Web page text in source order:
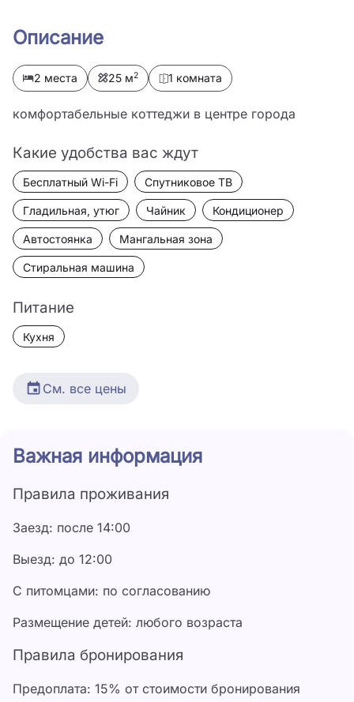
Описание
2 места 25 м2 1 комната
комфортабельные коттеджи в центре города
Какие удобства вас ждут
Бесплатный Wi-Fi Спутниковое ТВ
Гладильная, утюг Чайник Кондиционер
Автостоянка Мангальная зона
Стиральная машина
Питание
Кухня
См. все цены
25 июня - 30 июня
1 июля - 31 июля
1 августа - 31 августа
1 сентября - 30 сентября
Важная информация
Правила проживания
Заезд: после 14:00
Выезд: до 12:00
С питомцами: по согласованию
Размещение детей: любого возраста
Правила бронирования
Предоплата: 15% от стоимости бронирования